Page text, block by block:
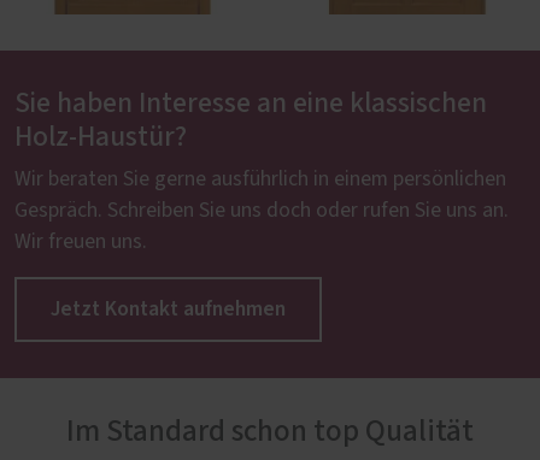
Sie haben Interesse an eine klassischen
Holz-Haustür?
Wir beraten Sie gerne ausführlich in einem persönlichen
Gespräch. Schreiben Sie uns doch oder rufen Sie uns an.
Wir freuen uns.
Jetzt Kontakt aufnehmen
Im Standard schon top Qualität